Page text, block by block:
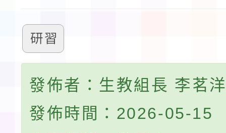
研習
發佈者：生教組長 李茗
發佈時間：2026-05-15